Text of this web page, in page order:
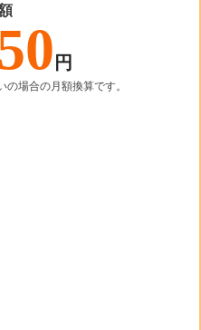
円
場合の月額換算です。